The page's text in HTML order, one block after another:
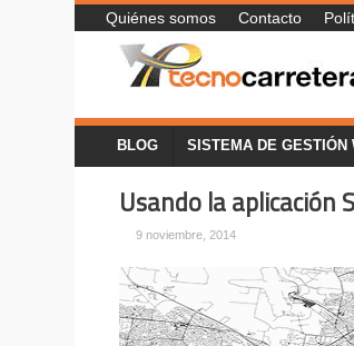
Quiénes somos Contacto
BLOG SISTEMA DE GESTIÓN
Usando la aplicación
9 noviembre, 2014